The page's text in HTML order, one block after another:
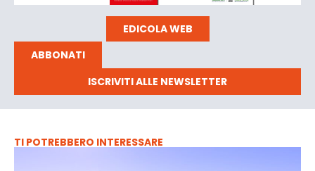
EDICOLA WEB
ABBONATI
ISCRIVITI ALLE NEWSLETTER
TI POTREBBERO INTERESSARE